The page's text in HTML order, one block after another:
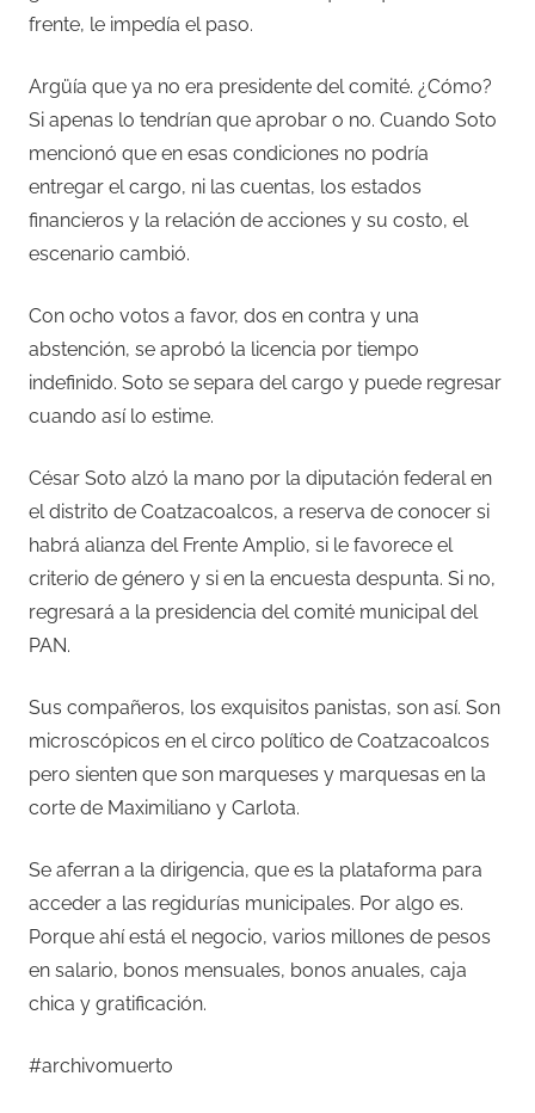
frente, le impedía el paso.
Argüía que ya no era presidente del comité. ¿Cómo?
Si apenas lo tendrían que aprobar o no. Cuando Soto
mencionó que en esas condiciones no podría
entregar el cargo, ni las cuentas, los estados
financieros y la relación de acciones y su costo, el
escenario cambió.
Con ocho votos a favor, dos en contra y una
abstención, se aprobó la licencia por tiempo
indefinido. Soto se separa del cargo y puede regresar
cuando así lo estime.
César Soto alzó la mano por la diputación federal en
el distrito de Coatzacoalcos, a reserva de conocer si
habrá alianza del Frente Amplio, si le favorece el
criterio de género y si en la encuesta despunta. Si no,
regresará a la presidencia del comité municipal del
PAN.
Sus compañeros, los exquisitos panistas, son así. Son
microscópicos en el circo político de Coatzacoalcos
pero sienten que son marqueses y marquesas en la
corte de Maximiliano y Carlota.
Se aferran a la dirigencia, que es la plataforma para
acceder a las regidurías municipales. Por algo es.
Porque ahí está el negocio, varios millones de pesos
en salario, bonos mensuales, bonos anuales, caja
chica y gratificación.
#archivomuerto